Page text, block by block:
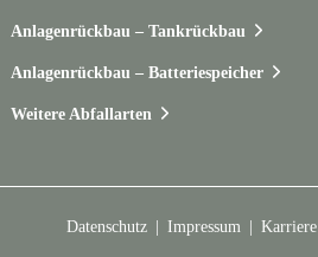
Anlagenrückbau – Tankrückbau
Anlagenrückbau – Batteriespeicher
Weitere Abfallarten
Datenschutz Impressum Karriere